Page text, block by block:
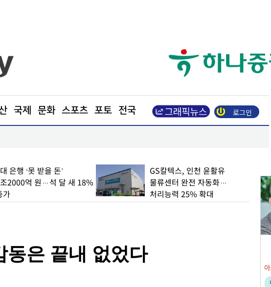
국제 문화 스포츠 포토 전국 로그인
은행 ‘못 받을 돈’
2000억 원…석 달 새 18%
가
GS칼텍스, 인천 윤활유
물류센터 완전 자동화…
처리능력 25% 확대
동은 끝내 없었다
아